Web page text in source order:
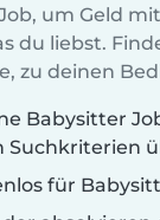
um Geld
du liebst.
zu deinen
Babysitter
Suchkriterien
für